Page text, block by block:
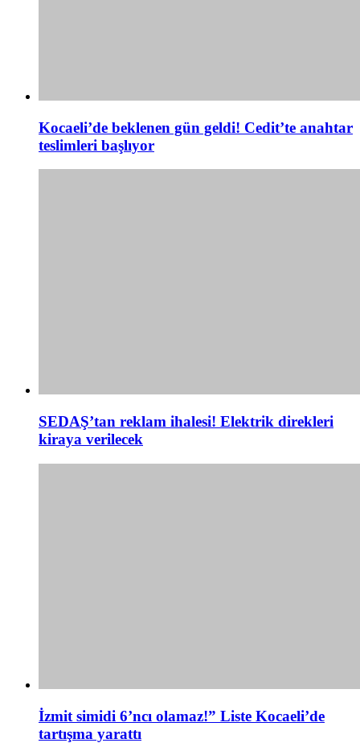
Kocaeli’de beklenen gün geldi! Cedit’te anahtar
teslimleri başlıyor
SEDAŞ’tan reklam ihalesi! Elektrik direkleri
kiraya verilecek
İzmit simidi 6’ncı olamaz!” Liste Kocaeli’de
tartışma yarattı